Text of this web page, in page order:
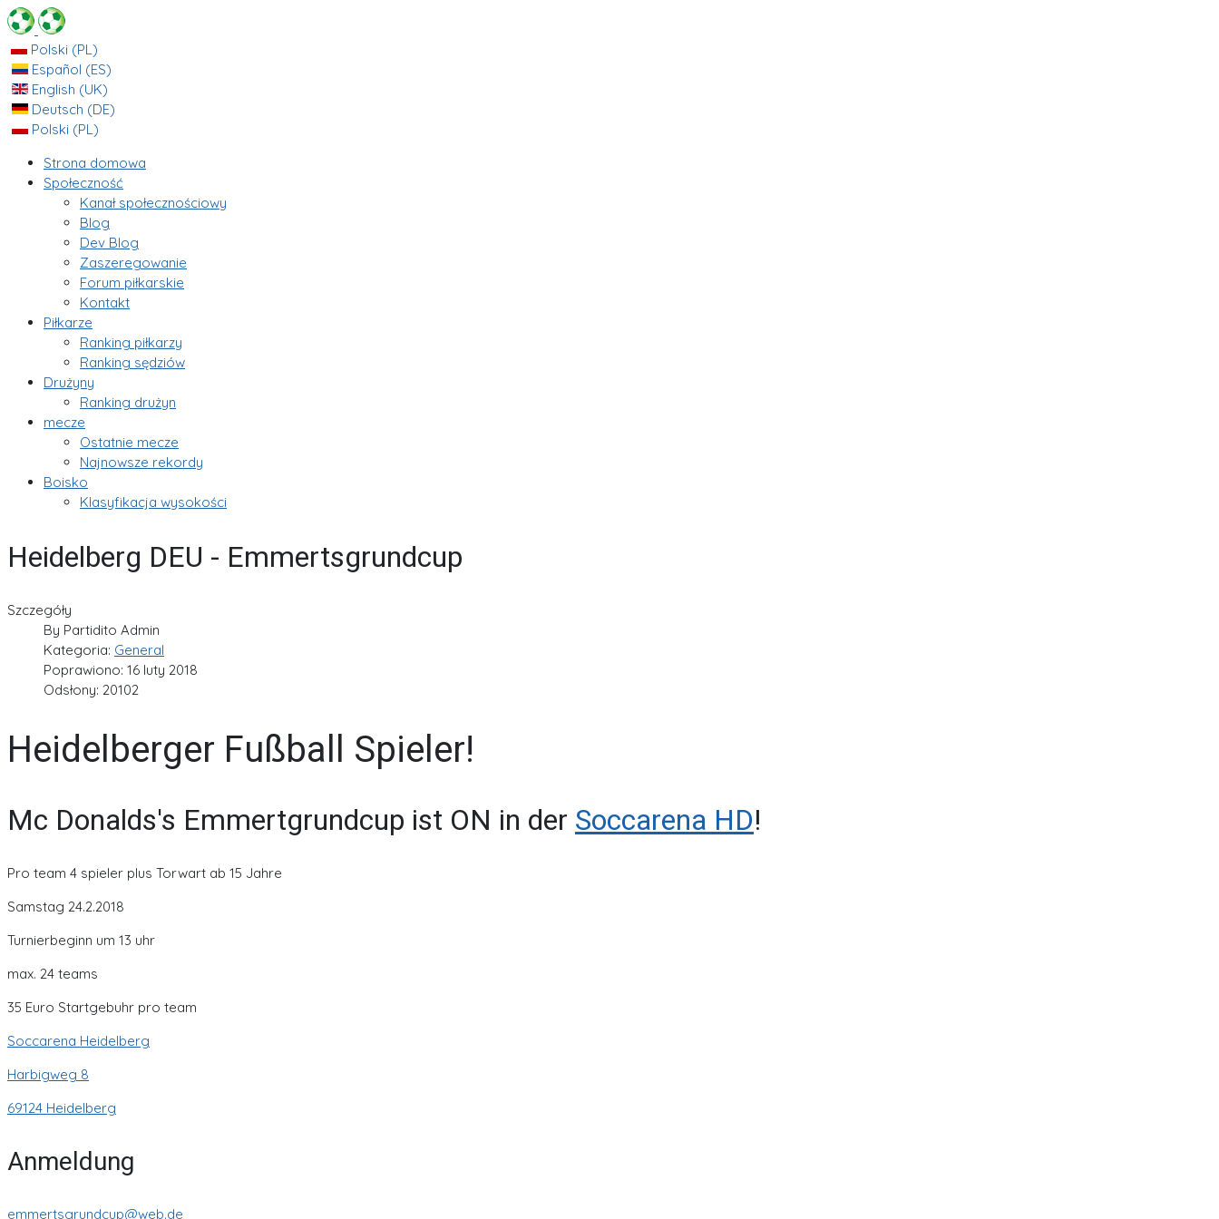
Polski (PL)
Español (ES)
English (UK)
Deutsch (DE)
Polski (PL)
Strona domowa
Społeczność
Kanał społecznościowy
Blog
Dev Blog
Zaszeregowanie
Forum piłkarskie
Kontakt
Piłkarze
Ranking piłkarzy
Ranking sędziów
Drużyny
Ranking drużyn
mecze
Ostatnie mecze
Najnowsze rekordy
Boisko
Klasyfikacja wysokości
Heidelberg DEU - Emmertsgrundcup
Szczegóły
By Partidito Admin
Kategoria: General
Poprawiono: 16 luty 2018
Odsłony: 20102
Heidelberger Fußball Spieler!
Mc Donalds's Emmertgrundcup ist ON in der Soccarena HD!
Pro team 4 spieler plus Torwart ab 15 Jahre
Samstag 24.2.2018
Turnierbeginn um 13 uhr
max. 24 teams
35 Euro Startgebuhr pro team
Soccarena Heidelberg
Harbigweg 8
69124 Heidelberg
Anmeldung
emmertsgrundcup@web.de